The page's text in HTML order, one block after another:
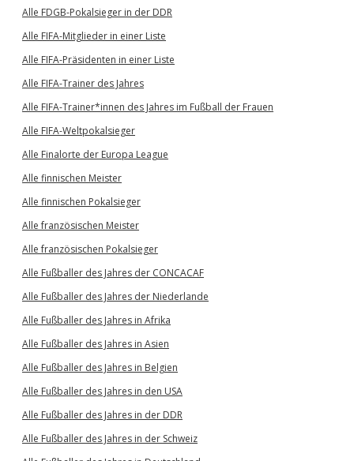
Alle FDGB-Pokalsieger in der DDR
Alle FIFA-Mitglieder in einer Liste
Alle FIFA-Präsidenten in einer Liste
Alle FIFA-Trainer des Jahres
Alle FIFA-Trainer*innen des Jahres im Fußball der Frauen
Alle FIFA-Weltpokalsieger
Alle Finalorte der Europa League
Alle finnischen Meister
Alle finnischen Pokalsieger
Alle französischen Meister
Alle französischen Pokalsieger
Alle Fußballer des Jahres der CONCACAF
Alle Fußballer des Jahres der Niederlande
Alle Fußballer des Jahres in Afrika
Alle Fußballer des Jahres in Asien
Alle Fußballer des Jahres in Belgien
Alle Fußballer des Jahres in den USA
Alle Fußballer des Jahres in der DDR
Alle Fußballer des Jahres in der Schweiz